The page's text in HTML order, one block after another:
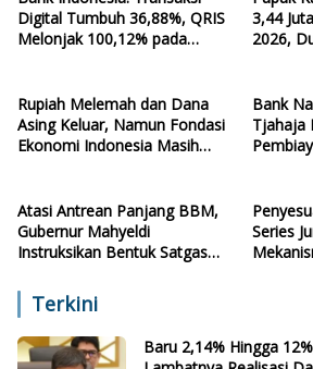
Digital Tumbuh 36,88%, QRIS
Melonjak 100,12% pada
3,44
2026,
Rupiah Melemah dan Dana
Asing Keluar, Namun Fondasi
Ekonomi Indonesia Masih
Bank
Tjahaja
Atasi Antrean Panjang BBM,
Gubernur Mahyeldi
Instruksikan Bentuk Satgas
Series
Terkini
Baru 2,14% Hingga